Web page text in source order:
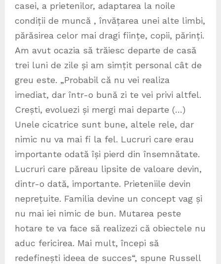
casei, a prietenilor, adaptarea la noile
condiții de muncă , învățarea unei alte limbi,
părăsirea celor mai dragi ființe, copii, părinți.
Am avut ocazia să trăiesc departe de casă
trei luni de zile și am simțit personal cât de
greu este. „Probabil că nu vei realiza
imediat, dar într-o bună zi te vei privi altfel.
Crești, evoluezi și mergi mai departe (…)
Unele cicatrice sunt bune, altele rele, dar
nimic nu va mai fi la fel. Lucruri care erau
importante odată își pierd din însemnătate.
Lucruri care păreau lipsite de valoare devin,
dintr-o dată, importante. Prieteniile devin
neprețuite. Familia devine un concept vag și
nu mai iei nimic de bun. Mutarea peste
hotare te va face să realizezi că obiectele nu
aduc fericirea. Mai mult, începi să
redefinești ideea de succes“, spune Russell